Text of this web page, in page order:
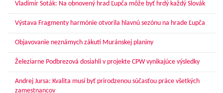
Vladimír Soták: Na obnovený hrad Ľupča môže byť hrdý každý Slovák
Výstava Fragmenty harmónie otvorila hlavnú sezónu na hrade Ľupča
Objavovanie neznámych zákutí Muránskej planiny
Železiarne Podbrezová dosiahli v projekte CPW vynikajúce výsledky
Andrej Jursa: Kvalita musí byť prirodzenou súčasťou práce všetkých
zamestnancov